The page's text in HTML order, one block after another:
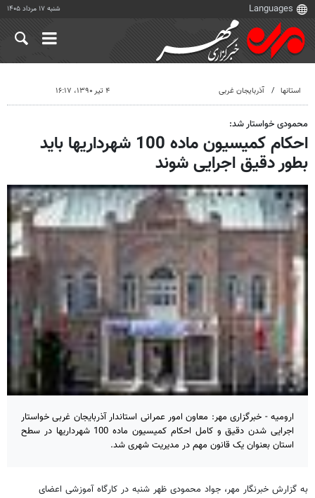
شنبه ۱۷ مرداد ۱۴۰۵
استانها آذربایجان غربی ۴ تیر ۱۳۹۰، ۱۶:۱۷
محمودی خواستار شد:
احکام کمیسیون ماده 100 شهرداریها باید
بطور دقیق اجرایی شوند
ارومیه - خبرگزاری مهر: معاون امور عمرانی استاندار آذربایجان غربی خواستار
اجرایی شدن دقیق و کامل احکام کمیسیون ماده 100 شهرداریها در سطح
استان بعنوان یک قانون مهم در مدیریت شهری شد.
به گزارش خبرنگار مهر، جواد محمودی ظهر شنبه در کارگاه آموزشی اعضای